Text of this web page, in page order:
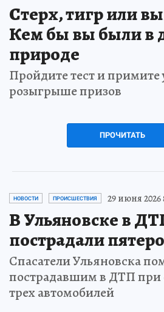
Стерх, тигр или
Кем бы вы были в
природе
Пройдите тест и примите
розыгрыше призов
ПРОЧИТАТЬ
НОВОСТИ ПРОИСШЕСТВИЯ 29 июня 2026
В Ульяновске в
пострадали
Спасатели Ульяновска
пострадавшим в ДТП при
трех автомобилей